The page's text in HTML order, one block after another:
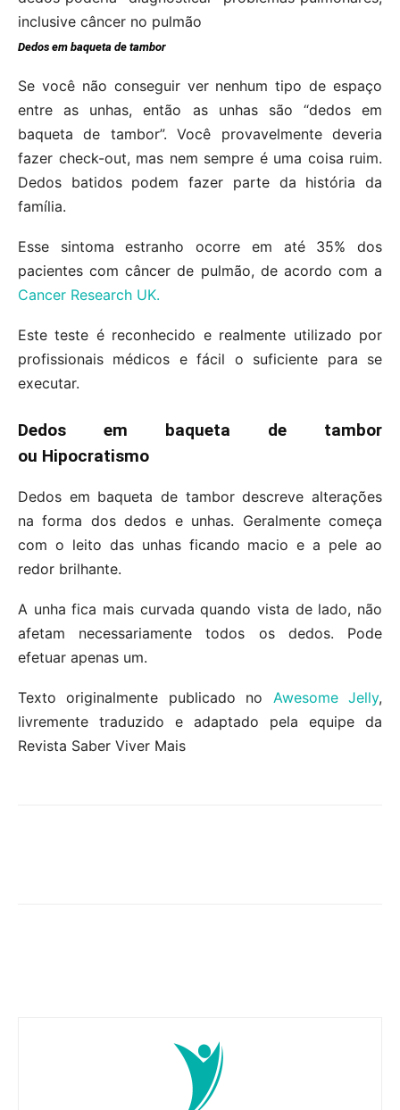
Dedos em baqueta de tambor
Se você não conseguir ver nenhum tipo de espaço
entre as unhas, então as unhas são “dedos em
baqueta de tambor”. Você provavelmente deveria
fazer check-out, mas nem sempre é uma coisa ruim.
Dedos batidos podem fazer parte da história da
família.
Esse sintoma estranho ocorre em até 35% dos
pacientes com câncer de pulmão, de acordo com a
Cancer Research UK.
Este teste é reconhecido e realmente utilizado por
profissionais médicos e fácil o suficiente para se
executar.
Dedos em baqueta de tambor
ou Hipocratismo
Dedos em baqueta de tambor descreve alterações
na forma dos dedos e unhas. Geralmente começa
com o leito das unhas ficando macio e a pele ao
redor brilhante.
A unha fica mais curvada quando vista de lado, não
afetam necessariamente todos os dedos. Pode
efetuar apenas um.
Texto originalmente publicado no Awesome Jelly,
livremente traduzido e adaptado pela equipe da
Revista Saber Viver Mais